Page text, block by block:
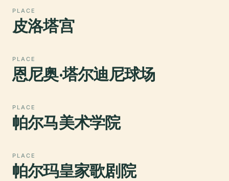
PLACE
皮洛塔宫
PLACE
恩尼奥·塔尔迪尼球场
PLACE
帕尔马美术学院
PLACE
帕尔玛皇家歌剧院